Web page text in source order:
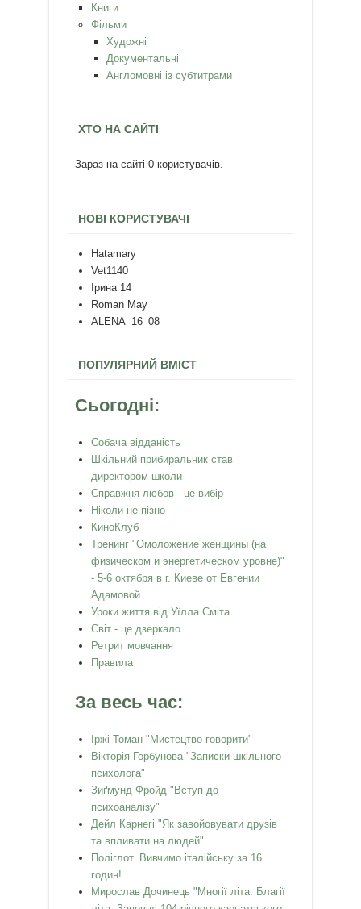
Книги
Фільми
Художні
Документальні
Англомовні із субтитрами
ХТО НА САЙТІ
Зараз на сайті 0 користувачів.
НОВІ КОРИСТУВАЧІ
Hatamary
Vet1140
Ірина 14
Roman May
ALENA_16_08
ПОПУЛЯРНИЙ ВМІСТ
Сьогодні:
Собача відданість
Шкільний прибиральник став
директором школи
Справжня любов - це вибір
Ніколи не пізно
КиноКлуб
Тренинг "Омоложение женщины (на
физическом и энергетическом уровне)"
- 5-6 октября в г. Киеве от Евгении
Адамовой
Уроки життя від Уїлла Сміта
Світ - це дзеркало
Ретрит мовчання
Правила
За весь час:
Іржі Томан "Мистецтво говорити"
Вікторія Горбунова "Записки шкільного
психолога"
Зиґмунд Фройд "Вступ до
психоаналізу"
Дейл Карнегі "Як завойовувати друзів
та впливати на людей"
Поліглот. Вивчимо італійську за 16
годин!
Мирослав Дочинець "Многії літа. Благії